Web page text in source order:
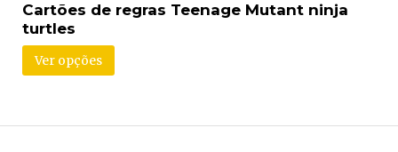
Cartões de regras Teenage Mutant ninja
turtles
Ver opções